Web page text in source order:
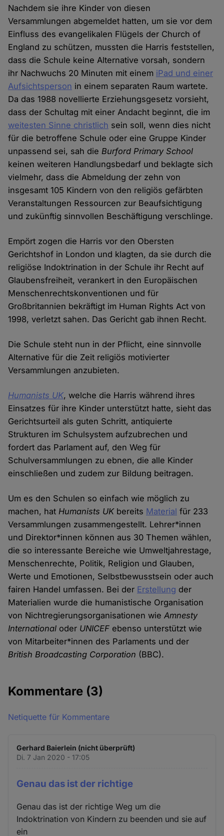
Nachdem sie ihre Kinder von diesen
Versammlungen abgemeldet hatten, um sie vor dem
Einfluss des evangelikalen Flügels der Church of
England zu schützen, mussten die Harris feststellen,
dass die Schule keine Alternative vorsah, sondern
ihr Nachwuchs 20 Minuten mit einem iPad und einer
Aufsichtsperson in einem separaten Raum wartete.
Da das 1988 novellierte Erziehungsgesetz vorsieht,
dass der Schultag mit einer Andacht beginnt, die im
weitesten Sinne christlich sein soll, wenn dies nicht
für die betroffene Schule oder eine Gruppe Kinder
unpassend sei, sah dieBurford Primary School
keinen weiteren Handlungsbedarf und beklagte sich
vielmehr, dass die Abmeldung der zehn von
insgesamt 105 Kindern von den religiös gefärbten
Veranstaltungen Ressourcen zur Beaufsichtigung
und zukünftig sinnvollen Beschäftigung verschlinge.
Empört zogen die Harris vor den Obersten
Gerichtshof in London und klagten, da sie durch die
religiöse Indoktrination in der Schule ihr Recht auf
Glaubensfreiheit, verankert in den Europäischen
Menschenrechtskonventionen und für
Großbritannien bekräftigt im Human Rights Act von
1998, verletzt sahen. Das Gericht gab ihnen Recht.
Die Schule steht nun in der Pflicht, eine sinnvolle
Alternative für die Zeit religiös motivierter
Versammlungen anzubieten.
Humanists UK, welche die Harris während ihres
Einsatzes für ihre Kinder unterstützt hatte, sieht das
Gerichtsurteil als guten Schritt, antiquierte
Strukturen im Schulsystem aufzubrechen und
fordert das Parlament auf, den Weg für
Schulversammlungen zu ebnen, die alle Kinder
einschließen und zudem zur Bildung beitragen.
Um es den Schulen so einfach wie möglich zu
machen, hatHumanists UKbereits Material für 233
Versammlungen zusammengestellt. Lehrer*innen
und Direktor*innen können aus 30 Themen wählen,
die so interessante Bereiche wie Umweltjahrestage,
Menschenrechte, Politik, Religion und Glauben,
Werte und Emotionen, Selbstbewusstsein oder auch
fairen Handel umfassen. Bei der Erstellung der
Materialien wurde die humanistische Organisation
von Nichtregierungsorganisationen wieAmnesty
International oder UNICEF ebenso unterstützt wie
von Mitarbeiter*innen des Parlaments und der
British Broadcasting Corporation (BBC).
Kommentare (3)
Netiquette für Kommentare
Gerhard Baierlein (nicht überprüft)
Di. 7 Jan 2020 - 17:05
Genau das ist der richtige
Genau das ist der richtige Weg um die
Indoktrination von Kindern zu beenden und sie auf
ein